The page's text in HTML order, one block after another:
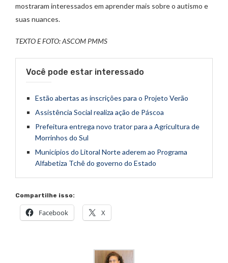
mostraram interessados em aprender mais sobre o autismo e
suas nuances.
TEXTO E FOTO: ASCOM PMMS
Você pode estar interessado
Estão abertas as inscrições para o Projeto Verão
Assistência Social realiza ação de Páscoa
Prefeitura entrega novo trator para a Agricultura de
Morrinhos do Sul
Municípios do Litoral Norte aderem ao Programa
Alfabetiza Tchê do governo do Estado
Compartilhe isso:
Facebook X